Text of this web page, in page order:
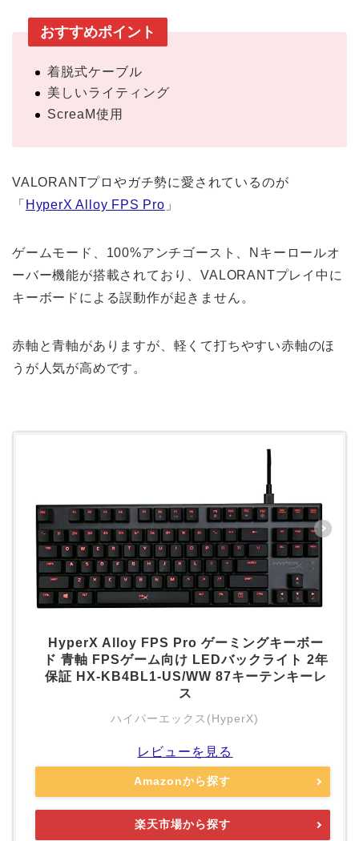
おすすめポイント
着脱式ケーブル
美しいライティング
ScreaM使用
VALORANTプロやガチ勢に愛されているのが
「 HyperX Alloy FPS Pro 」
ゲームモード、100%アンチゴースト、Nキーロールオ
ーバー機能が搭載されており、VALORANTプレイ中に
キーボードによる誤動作が起きません。
赤軸と青軸がありますが、軽くて打ちやすい赤軸のほ
うが人気が高めです。
HyperX Alloy FPS Pro ゲーミングキーボー
ド 青軸 FPSゲーム向け LEDバックライト 2年
保証 HX-KB4BL1-US/WW 87キーテンキーレ
ス
ハイパーエックス(HyperX)
レビューを見る
Amazonから探す
楽天市場から探す